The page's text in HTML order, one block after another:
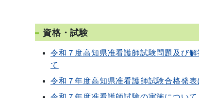
資格・試験
令和７度高知県准看護師試験問題及び解
て
令和７年度高知県准看護師試験合格発表